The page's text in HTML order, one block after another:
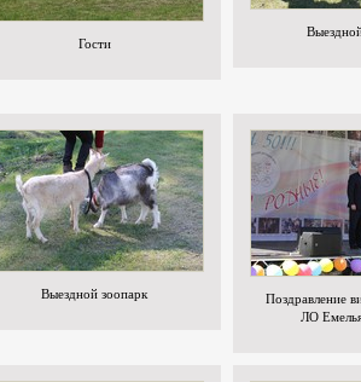
Гости
Выездной зоопарк
Поздравление
ЛО